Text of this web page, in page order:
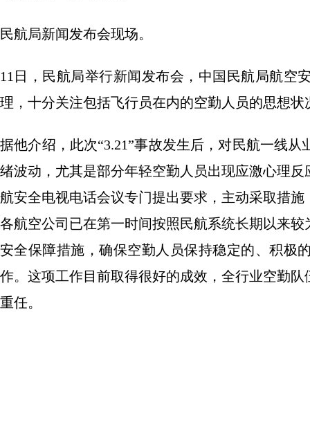
民航局新闻发布会现场。
11日，民航局举行新闻发布会，中国民航局航空
理，十分关注包括飞行员在内的空勤人员的思想状
据他介绍，此次“3.21”事故发生后，对民航一线
绪波动，尤其是部分年轻空勤人员出现应激心理
航安全电视电话会议专门提出要求，主动采取措
各航空公司已在第一时间按照民航系统长期以来
安全保障措施，确保空勤人员保持稳定的、积极
作。这项工作目前取得很好的成效，全行业空勤
重任。